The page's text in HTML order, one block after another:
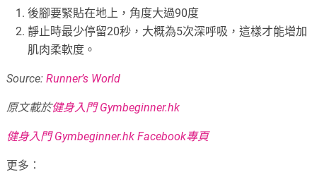
後腳要緊貼在地上，角度大過90度
靜止時最少停留20秒，大概為5次深呼吸，這樣才能增加
肌肉柔軟度。
Source:Runner’s World
原文載於健身入門 Gymbeginner.hk
健身入門 Gymbeginner.hk Facebook專頁
更多：